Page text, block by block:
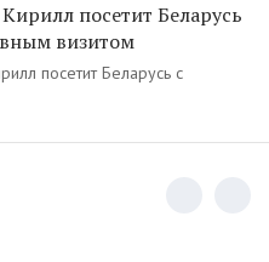
посетит Беларусь
визитом
посетит Беларусь с